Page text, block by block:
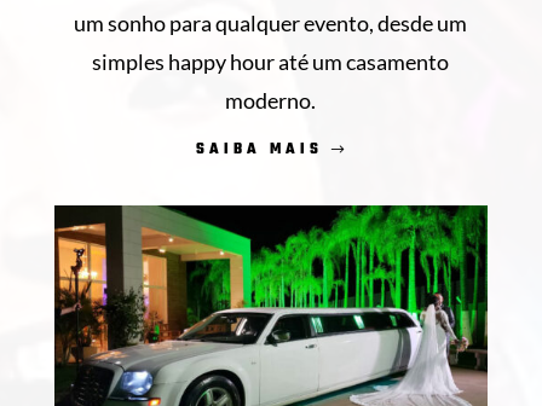
um sonho para qualquer evento, desde um
simples happy hour até um casamento
moderno.
SAIBA MAIS